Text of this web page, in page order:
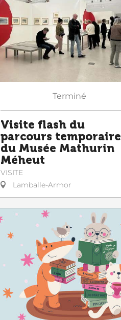
Terminé
Visite flash du
parcours temporaire
du Musée Mathurin
Méheut
VISITE
Lamballe-Armor